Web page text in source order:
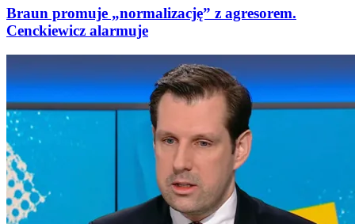
Braun promuje „normalizację” z agresorem.
Cenckiewicz alarmuje